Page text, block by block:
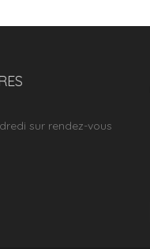
sur rendez-vous